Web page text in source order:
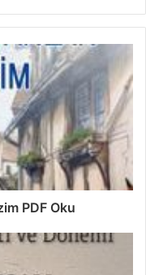
PDF Oku